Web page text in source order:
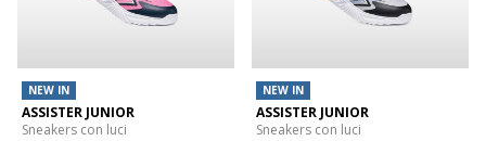
NEW IN
ASSISTER JUNIOR
Sneakers con luci
NEW IN
ASSISTER JUNIOR
Sneakers con luci